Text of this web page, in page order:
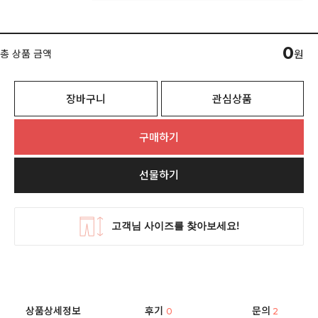
총 상품 금액 0원
장바구니 관심상품
구매하기
선물하기
상품상세정보 후기0 문의 2